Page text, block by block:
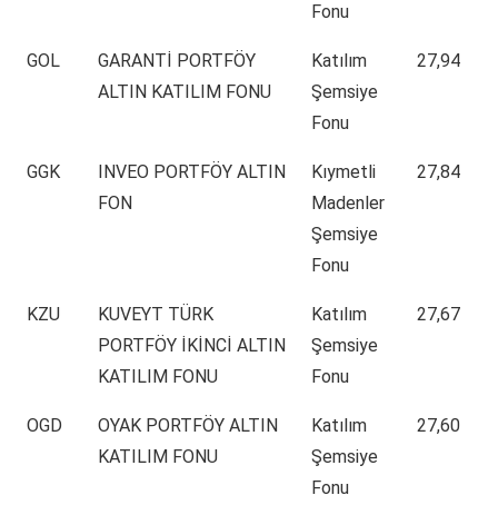
Fonu
GOL
GARANTİ PORTFÖY
ALTIN KATILIM FONU
Katılım
Şemsiye
Fonu
27,94
GGK
INVEO PORTFÖY ALTIN
FON
Kıymetli
Madenler
Şemsiye
Fonu
27,84
KZU
KUVEYT TÜRK
PORTFÖY İKİNCİ ALTIN
KATILIM FONU
Katılım
Şemsiye
Fonu
27,67
OGD
OYAK PORTFÖY ALTIN
KATILIM FONU
Katılım
Şemsiye
Fonu
27,60